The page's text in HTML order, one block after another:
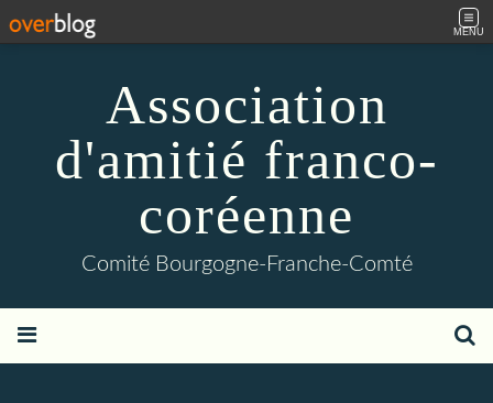
MENU
Association
d'amitié franco-
coréenne
Comité Bourgogne-Franche-Comté